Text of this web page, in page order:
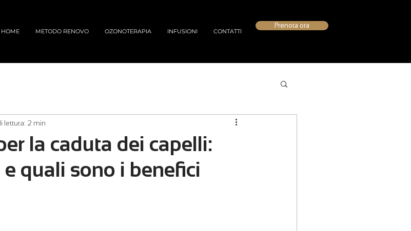
HOME METODO RENOVO OZONOTERAPIA INFUSIONI CONTATTI
Prenota ora
la caduta dei capelli:
quali sono i benefici
lettura: 2 min